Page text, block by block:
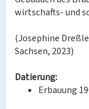
wirtschafts- und
(Josephine
Sachsen, 2023)
Datierung:
Erbauung